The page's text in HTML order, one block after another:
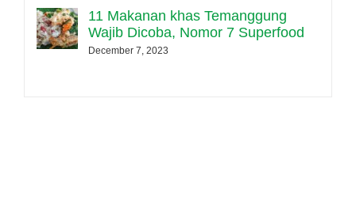
11 Makanan khas Temanggung
Wajib Dicoba, Nomor 7 Superfood
December 7, 2023